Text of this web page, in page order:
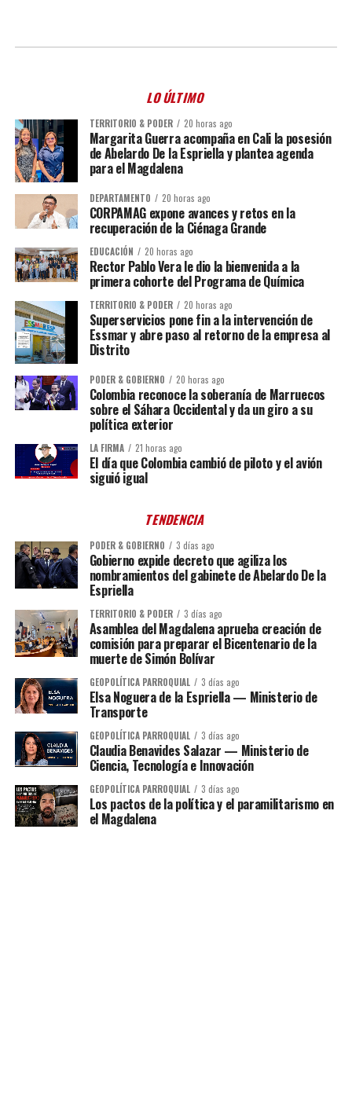
LO ÚLTIMO
TERRITORIO & PODER 20 horas ago
Margarita Guerra acompaña en Cali la posesión
de Abelardo De la Espriella y plantea agenda
para el Magdalena
DEPARTAMENTO 20 horas ago
CORPAMAG expone avances y retos en la
recuperación de la Ciénaga Grande
EDUCACIÓN 20 horas ago
Rector Pablo Vera le dio la bienvenida a la
primera cohorte del Programa de Química
TERRITORIO & PODER 20 horas ago
Superservicios pone fin a la intervención de
Essmar y abre paso al retorno de la empresa al
Distrito
PODER & GOBIERNO 20 horas ago
Colombia reconoce la soberanía de Marruecos
sobre el Sáhara Occidental y da un giro a su
política exterior
LA FIRMA 21 horas ago
El día que Colombia cambió de piloto y el avión
siguió igual
TENDENCIA
PODER & GOBIERNO 3 días ago
Gobierno expide decreto que agiliza los
nombramientos del gabinete de Abelardo De la
Espriella
TERRITORIO & PODER 3 días ago
Asamblea del Magdalena aprueba creación de
comisión para preparar el Bicentenario de la
muerte de Simón Bolívar
GEOPOLÍTICA PARROQUIAL 3 días ago
Elsa Noguera de la Espriella — Ministerio de
Transporte
GEOPOLÍTICA PARROQUIAL 3 días ago
Claudia Benavides Salazar — Ministerio de
Ciencia, Tecnología e Innovación
GEOPOLÍTICA PARROQUIAL 3 días ago
Los pactos de la política y el paramilitarismo en
el Magdalena